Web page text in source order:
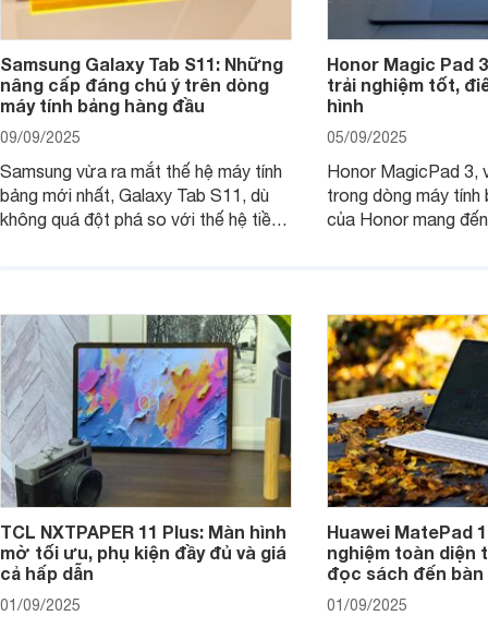
Samsung Galaxy Tab S11: Những
nâng cấp đáng chú ý trên dòng
máy tính bảng hàng đầu
09/09/2025
Samsung vừa ra mắt thế hệ máy tính
bảng mới nhất, Galaxy Tab S11, dù
không quá đột phá so với thế hệ tiền
đến trải nghiệm người dùng liền mạch
và mượt mà hơn.
Honor Magic Pad
trải nghiệm tốt,
hình
05/09/2025
Honor MagicPad 3,
trong dòng máy tính
của Honor mang
để lại một điểm trừ
TCL NXTPAPER 11 Plus: Màn hình
mờ tối ưu, phụ kiện đầy đủ và giá
cả hấp dẫn
01/09/2025
Huawei MatePad
nghiệm toàn diện
đọc sách đến
01/09/2025